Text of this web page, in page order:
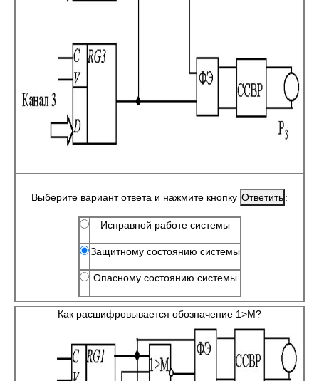
Выберите вариант ответа и нажмите кнопку :
Исправной работе системы
Защитному состоянию системы
Опасному состоянию системы
Как расшифровывается обозначение 1>M?